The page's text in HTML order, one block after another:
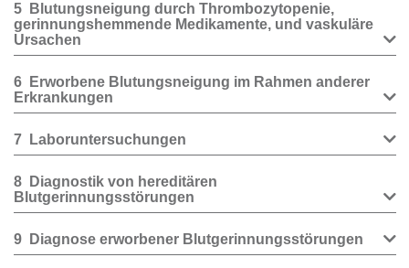
5
Blutungsneigung durch Thrombozytopenie,
gerinnungshemmende Medikamente, und vaskuläre
Ursachen
6
Erworbene Blutungsneigung im Rahmen anderer
Erkrankungen
7 Laboruntersuchungen
8
Diagnostik von hereditären
Blutgerinnungsstörungen
9 Diagnose erworbener Blutgerinnungsstörungen